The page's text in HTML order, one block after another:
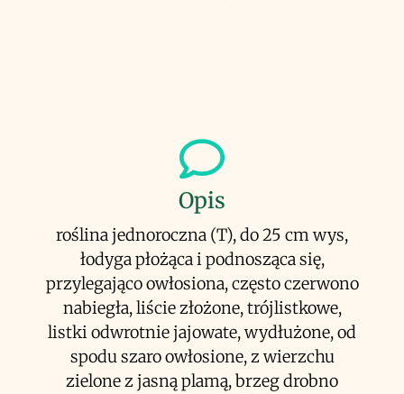
Opis
roślina jednoroczna (T), do 25 cm wys,
łodyga płożąca i podnosząca się,
przylegająco owłosiona, często czerwono
nabiegła, liście złożone, trójlistkowe,
listki odwrotnie jajowate, wydłużone, od
spodu szaro owłosione, z wierzchu
zielone z jasną plamą, brzeg drobno